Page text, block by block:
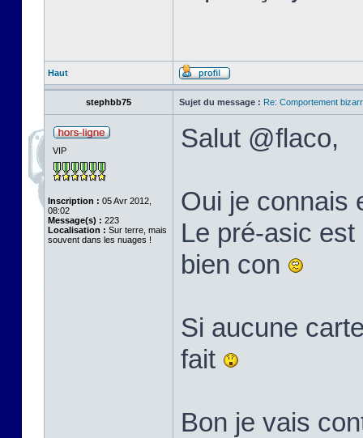
Haut
stephbb75 Sujet du message : Re: Comportement
VIP
Inscription : 05 Avr 2012,
08:02
Message(s) : 223
Localisation : Sur terre, mais
souvent dans les nuages !
Salut @flaco,
Oui je connais
Le pré-asic
bien con
Si aucune
fait
Bon je vais